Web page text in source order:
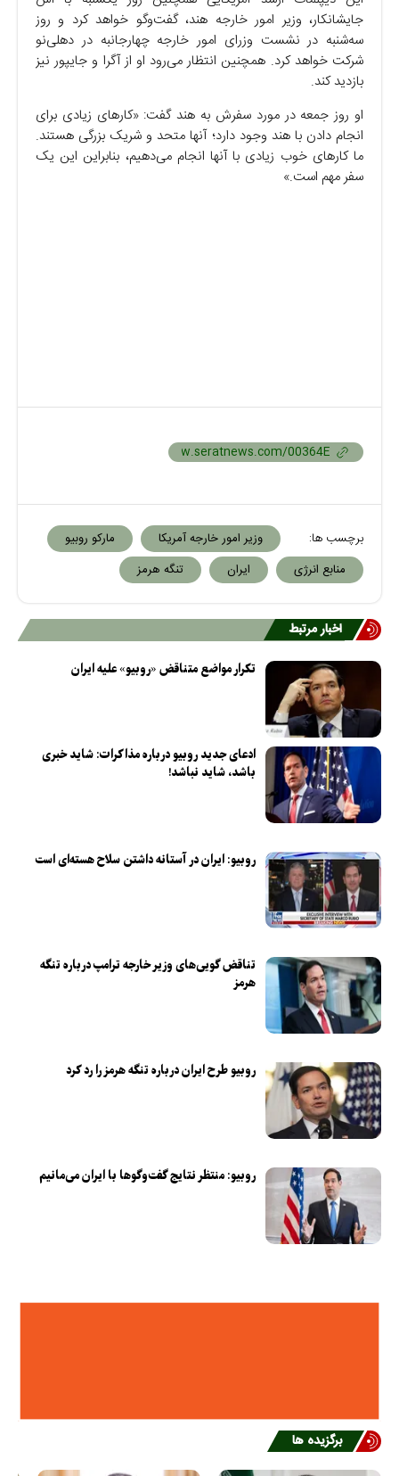
جایشانکار، وزیر امور خارجه هند، گفت‌و‌گو خواهد کرد و روز
سه‌شنبه در نشست وزرای امور خارجه چهارجانبه در دهلی‌نو
شرکت خواهد کرد. همچنین انتظار می‌رود او از آگرا و جایپور نیز
بازدید کند.
او روز جمعه در مورد سفرش به هند گفت: «کار‌های زیادی برای
انجام دادن با هند وجود دارد؛ آنها متحد و شریک بزرگی هستند.
ما کار‌های خوب زیادی با آنها انجام می‌دهیم، بنابراین این یک
سفر مهم است.»
برچسب ها: وزیر امور خارجه آمریکا
مارکو روبیو
منابع انرژی
ایران تنگه هرمز
اخبار مرتبط
تکرار مواضع متناقض «روبیو» علیه ایران
ادعای جدید روبیو درباره مذاکرات: شاید خبری
باشد، شاید نباشد!
روبیو: ایران در آستانه داشتن سلاح هسته‌ای است
تناقض گویی‌های وزیر خارجه ترامپ درباره تنگه
هرمز
روبیو طرح ایران درباره تنگه هرمز را رد کرد
روبیو: منتظر نتایج گفت‌وگوها با ایران می‌مانیم
برگزیده ها